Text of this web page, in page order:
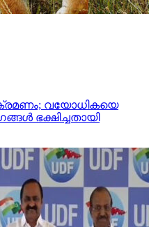
വയോധികയെ
ഭക്ഷിച്ചതായി